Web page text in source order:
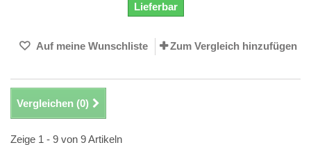
Lieferbar
Auf meine Wunschliste Zum Vergleich hinzufügen
Vergleichen (0)
Zeige 1 - 9 von 9 Artikeln